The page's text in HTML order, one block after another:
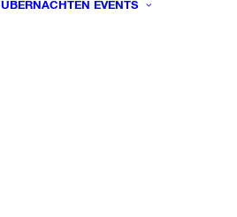
ÜBERNACHTEN EVENTS